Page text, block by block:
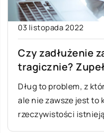
03 listopada 2022
Czy zadłużenie
tragicznie?
Dług to problem, z
ale nie zawsze jest to
rzeczywistości